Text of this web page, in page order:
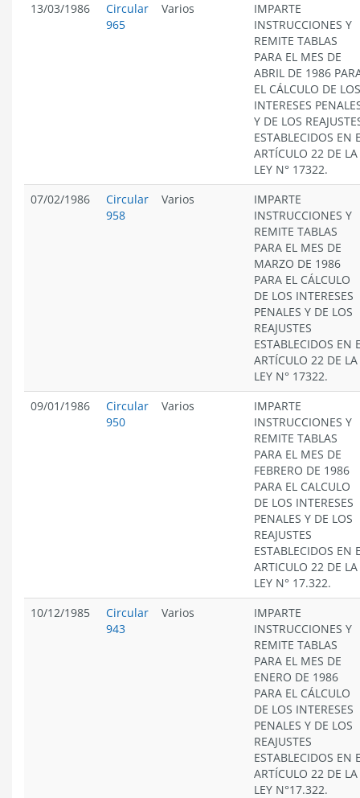
13/03/1986
Circular
965
Varios
IMPARTE
INSTRUCCIONES Y
REMITE TABLAS
PARA EL MES DE
ABRIL DE 1986
EL CÁLCULO DE LOS
INTERESES
Y DE LOS
ESTABLECIDOS EN
ARTÍCULO 22 DE LA
LEY N° 17322.
07/02/1986
Circular
958
Varios
IMPARTE
INSTRUCCIONES Y
REMITE TABLAS
PARA EL MES DE
MARZO DE 1986
PARA EL CÁLCULO
DE LOS INTERESES
PENALES Y DE LOS
REAJUSTES
ESTABLECIDOS EN
ARTÍCULO 22 DE LA
LEY N° 17322.
09/01/1986
Circular
950
Varios
IMPARTE
INSTRUCCIONES Y
REMITE TABLAS
PARA EL MES DE
FEBRERO DE 1986
PARA EL CALCULO
DE LOS INTERESES
PENALES Y DE LOS
REAJUSTES
ESTABLECIDOS EN
ARTICULO 22 DE LA
LEY N° 17.322.
10/12/1985
Circular
943
Varios
IMPARTE
INSTRUCCIONES Y
REMITE TABLAS
PARA EL MES DE
ENERO DE 1986
PARA EL CÁLCULO
DE LOS INTERESES
PENALES Y DE LOS
REAJUSTES
ESTABLECIDOS EN
ARTÍCULO 22 DE LA
LEY N°17.322.